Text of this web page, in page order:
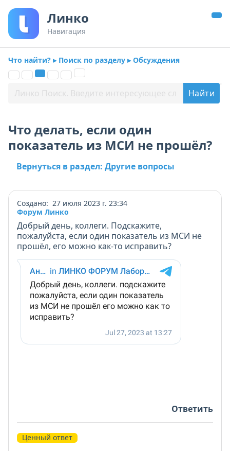
Линко
Навигация
Что найти? ▸ Поиск по разделу ▸ Обсуждения
Что делать, если один
показатель из МСИ не прошёл?
Вернуться в раздел: Другие вопросы
Создано: 27 июля 2023 г. 23:34
Форум Линко
Добрый день, коллеги. Подскажите,
пожалуйста, если один показатель из МСИ не
прошёл, его можно как-то исправить?
Ответить
Ценный ответ